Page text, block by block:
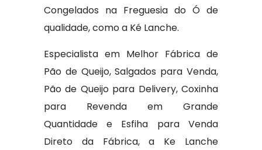
Congelados na Freguesia do Ó de
qualidade, como a Ké Lanche.
Especialista em Melhor Fábrica de
Pão de Queijo, Salgados para Venda,
Pão de Queijo para Delivery, Coxinha
para Revenda em Grande
Quantidade e Esfiha para Venda
Direto da Fábrica, a Ke Lanche